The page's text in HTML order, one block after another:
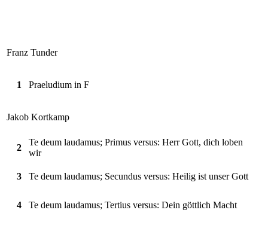
Franz Tunder
1 Praeludium in F
Jakob Kortkamp
2
Te deum laudamus; Primus versus: Herr Gott, dich loben
wir
3 Te deum laudamus; Secundus versus: Heilig ist unser Gott
4 Te deum laudamus; Tertius versus: Dein göttlich Macht